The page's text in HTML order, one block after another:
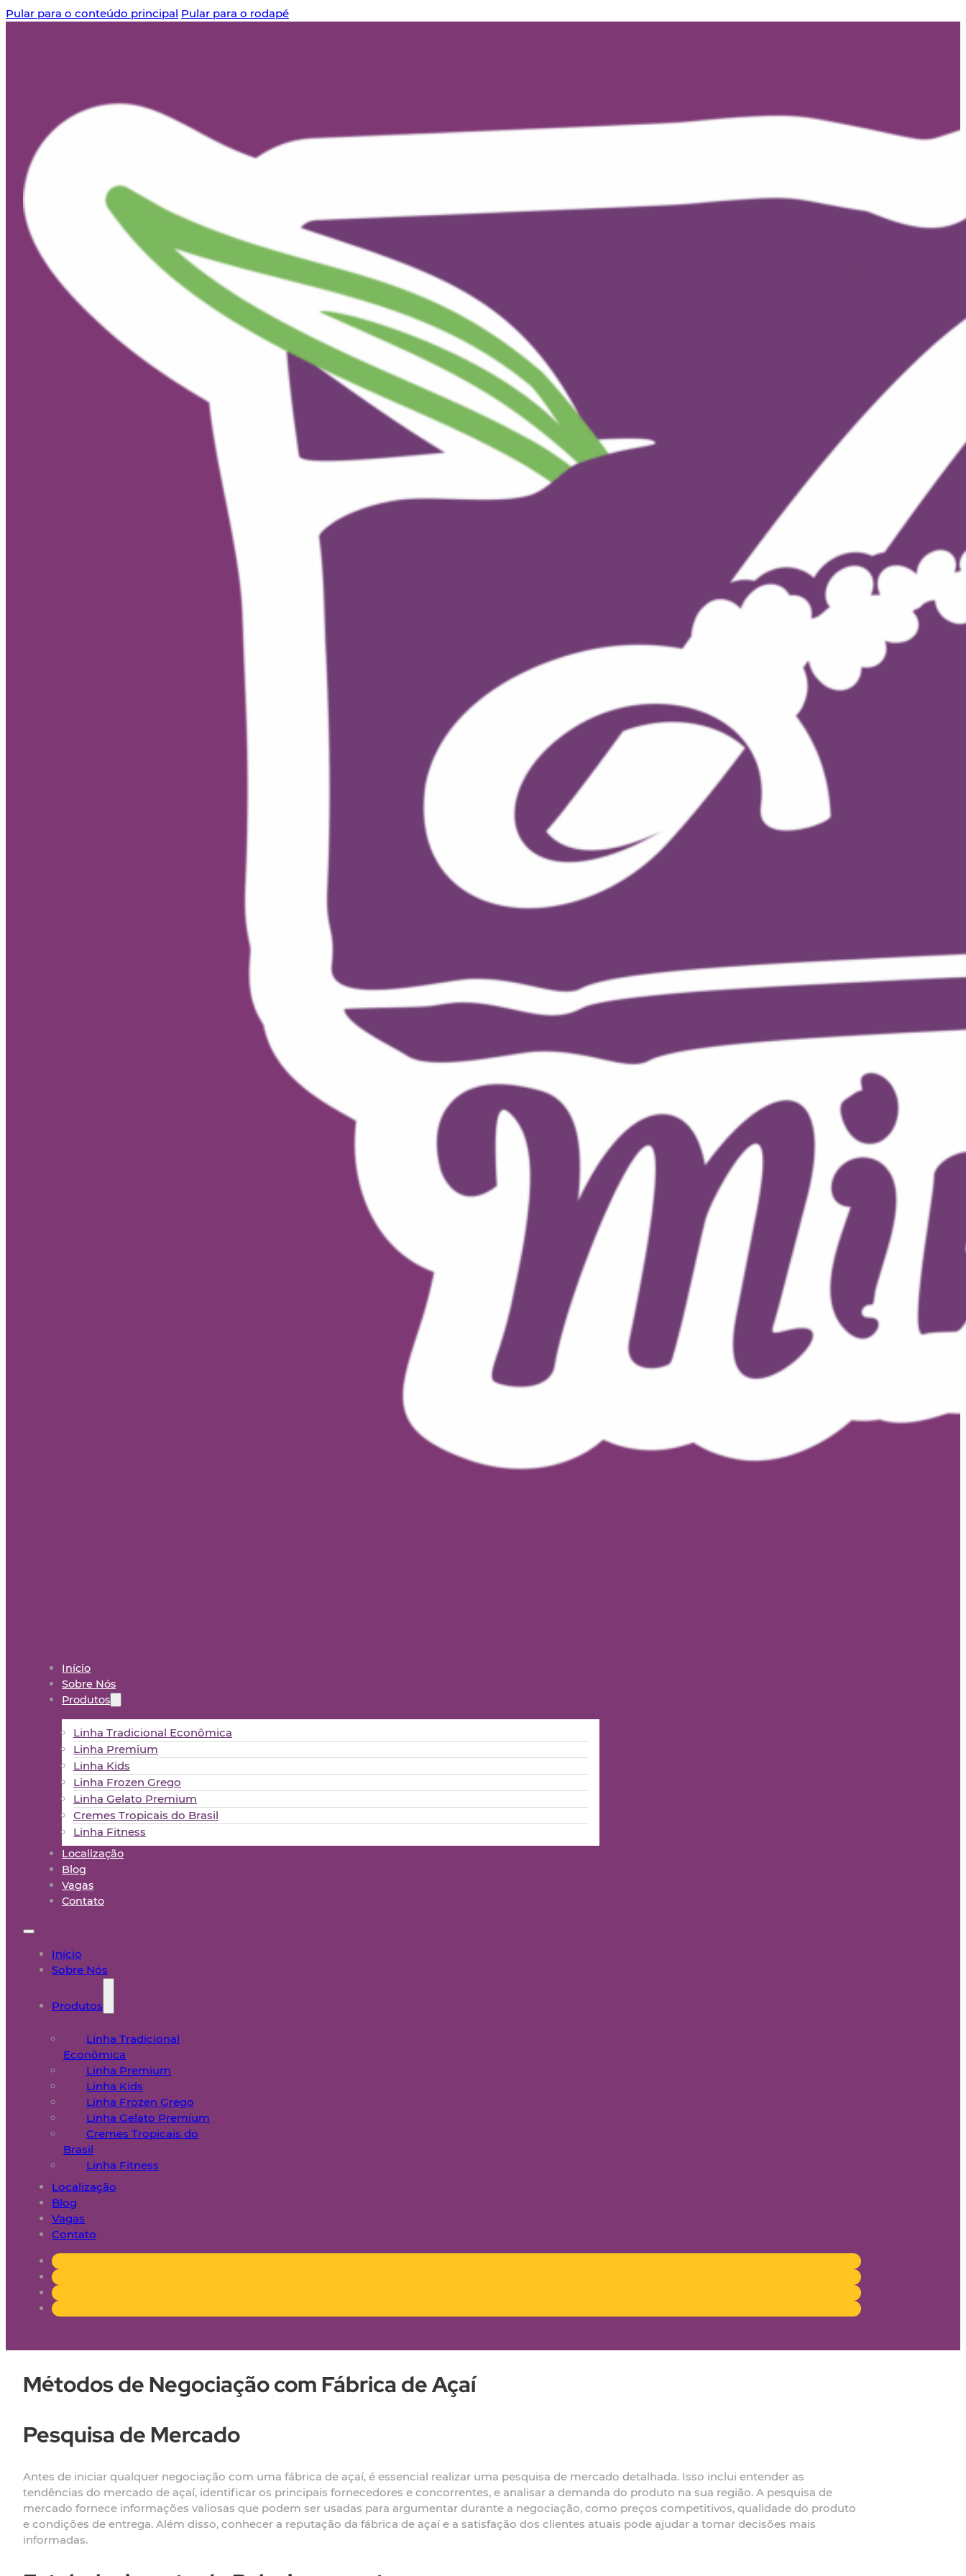
Pular para o conteúdo principal Pular para o rodapé
Início
Sobre Nós
Produtos
Linha Tradicional Econômica
Linha Premium
Linha Kids
Linha Frozen Grego
Linha Gelato Premium
Cremes Tropicais do Brasil
Linha Fitness
Localização
Blog
Vagas
Contato
Início
Sobre Nós
Produtos
Linha Tradicional
Econômica
Linha Premium
Linha Kids
Linha Frozen Grego
Linha Gelato Premium
Cremes Tropicais do
Brasil
Linha Fitness
Localização
Blog
Vagas
Contato
Métodos de Negociação com Fábrica de Açaí
Pesquisa de Mercado
Antes de iniciar qualquer negociação com uma fábrica de açaí, é essencial realizar uma pesquisa de mercado detalhada. Isso inclui entender as
tendências do mercado de açaí, identificar os principais fornecedores e concorrentes, e analisar a demanda do produto na sua região. A pesquisa de
mercado fornece informações valiosas que podem ser usadas para argumentar durante a negociação, como preços competitivos, qualidade do produto
e condições de entrega. Além disso, conhecer a reputação da fábrica de açaí e a satisfação dos clientes atuais pode ajudar a tomar decisões mais
informadas.